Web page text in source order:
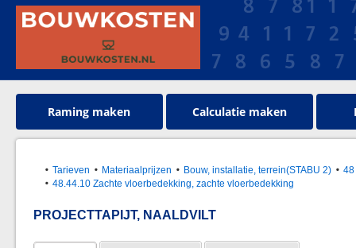
Raming maken Calculatie maken
Tarieven Materiaalprijzen Bouw, installatie, terrein(STABU 2)
48.44.10 Zachte vloerbedekking, zachte vloerbedekking
PROJECTTAPIJT, NAALDVILT